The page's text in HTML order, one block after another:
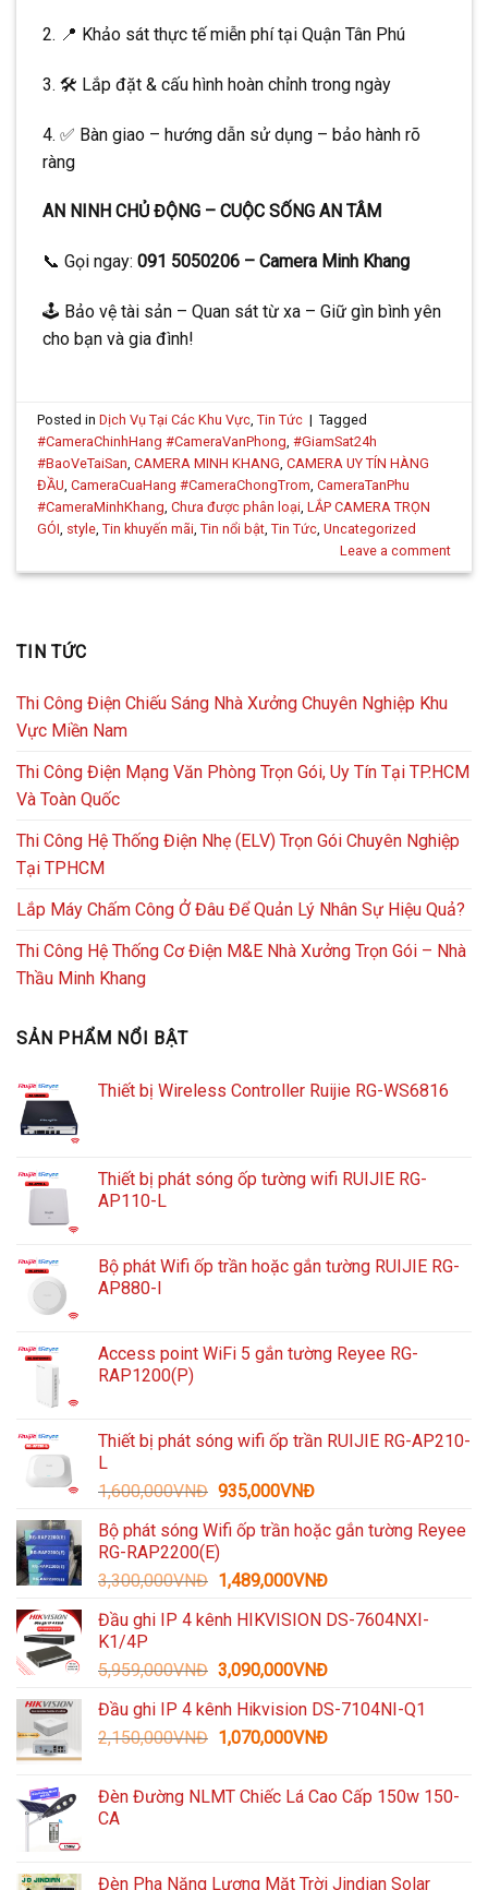
2. 📍 Khảo sát thực tế miễn phí tại Quận Tân Phú
3. 🛠️ Lắp đặt & cấu hình hoàn chỉnh trong ngày
4. ✅ Bàn giao – hướng dẫn sử dụng – bảo hành rõ
ràng
AN NINH CHỦ ĐỘNG – CUỘC SỐNG AN TÂM
📞 Gọi ngay: 091 5050206 – Camera Minh Khang
🕹️ Bảo vệ tài sản – Quan sát từ xa – Giữ gìn bình yên
cho bạn và gia đình!
Posted inDịch Vụ Tại Các Khu Vực,Tin Tức | Tagged
#CameraChinhHang #CameraVanPhong,#GiamSat24h
#BaoVeTaiSan,CAMERA MINH KHANG,CAMERA UY TÍN HÀNG
ĐẦU,CameraCuaHang #CameraChongTrom,CameraTanPhu
#CameraMinhKhang,Chưa được phân loại,LẮP CAMERA TRỌN
GÓI, style,Tin khuyến mãi,Tin nổi bật,Tin Tức,Uncategorized
Leave a comment
TIN TỨC
Thi Công Điện Chiếu Sáng Nhà Xưởng Chuyên Nghiệp Khu
Vực Miền Nam
Thi Công Điện Mạng Văn Phòng Trọn Gói, Uy Tín Tại TP.HCM
Và Toàn Quốc
Thi Công Hệ Thống Điện Nhẹ (ELV) Trọn Gói Chuyên Nghiệp
Tại TPHCM
Lắp Máy Chấm Công Ở Đâu Để Quản Lý Nhân Sự Hiệu Quả?
Thi Công Hệ Thống Cơ Điện M&E Nhà Xưởng Trọn Gói – Nhà
Thầu Minh Khang
SẢN PHẨM NỔI BẬT
Thiết bị Wireless Controller Ruijie RG-WS6816
Thiết bị phát sóng ốp tường wifi RUIJIE RG-
AP110-L
Bộ phát Wifi ốp trần hoặc gắn tường RUIJIE RG-
AP880-I
Access point WiFi 5 gắn tường Reyee RG-
RAP1200(P)
Thiết bị phát sóng wifi ốp trần RUIJIE RG-AP210-
L
1,600,000VNĐ Giá
là:
1,600,000VNĐ.
935,000VNĐGiá
tại
935,000VNĐ.
Bộ phát sóng Wifi ốp trần hoặc gắn tường Reyee
RG-RAP2200(E)
3,300,000VNĐ Giá
là:
1,489,000VNĐGiá
tại
1,489,000VNĐ.
Đầu ghi IP 4 kênh HIKVISION DS-7604NXI-
K1/4P
5,959,000VNĐ Giá
là:
5,959,000VNĐ.
3,090,000VNĐGiá
tại
là:
Đầu ghi IP 4 kênh Hikvision DS-7104NI-Q1
2,150,000VNĐ Giá
2,150,000VNĐ.
1,070,000VNĐGiá
là:
Đèn Đường NLMT Chiếc Lá Cao Cấp 150w 150-
CA
Đèn Pha Năng Lượng Mặt Trời Jindian Solar